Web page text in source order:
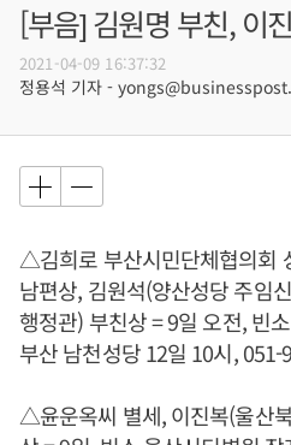
[부음] 김원명 부친, 이
2021-04-09 16:37:32
정용석 기자 -
△김희로 부산시민단체협의회
남편상, 김원석(양산성당 주임
행정관) 부친상 = 9일 오전, 빈
부산 남천성당 12일 10시, 051-
△윤운옥씨 별세, 이진복(울산